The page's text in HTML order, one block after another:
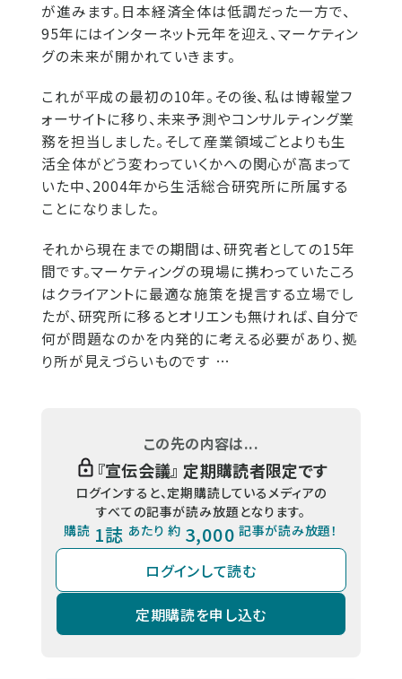
が進みます。日本経済全体は低調だった一方で、
95年にはインターネット元年を迎え、マーケティン
グの未来が開かれていきます。
これが平成の最初の10年。その後、私は博報堂フ
ォーサイトに移り、未来予測やコンサルティング業
務を担当しました。そして産業領域ごとよりも生
活全体がどう変わっていくかへの関心が高まって
いた中、2004年から生活総合研究所に所属する
ことになりました。
それから現在までの期間は、研究者としての15年
間です。マーケティングの現場に携わっていたころ
はクライアントに最適な施策を提言する立場でし
たが、研究所に移るとオリエンも無ければ、自分で
何が問題なのかを内発的に考える必要があり、拠
り所が見えづらいものです …
この先の内容は...
『宣伝会議』 定期購読者限定です
ログインすると、定期購読しているメディアの
すべての記事が読み放題となります。
購読 1誌 あたり 約 3,000 記事が読み放題！
ログインして読む
定期購読を申し込む